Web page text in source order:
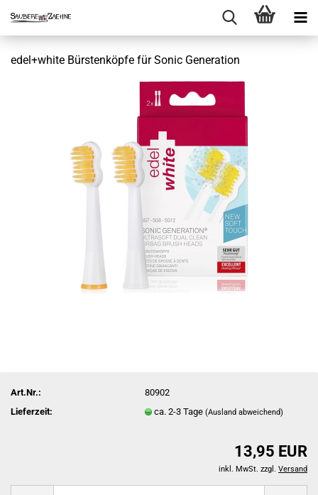
edel+white Bürstenköpfe für Sonic Generation
Art.Nr.:
80902
Lieferzeit:
ca. 2-3 Tage(Ausland abweichend)
13,95 EUR
inkl. MwSt. zzgl. Versand